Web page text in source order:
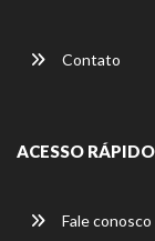
Contato
ACESSO RÁPIDO
Fale conosco